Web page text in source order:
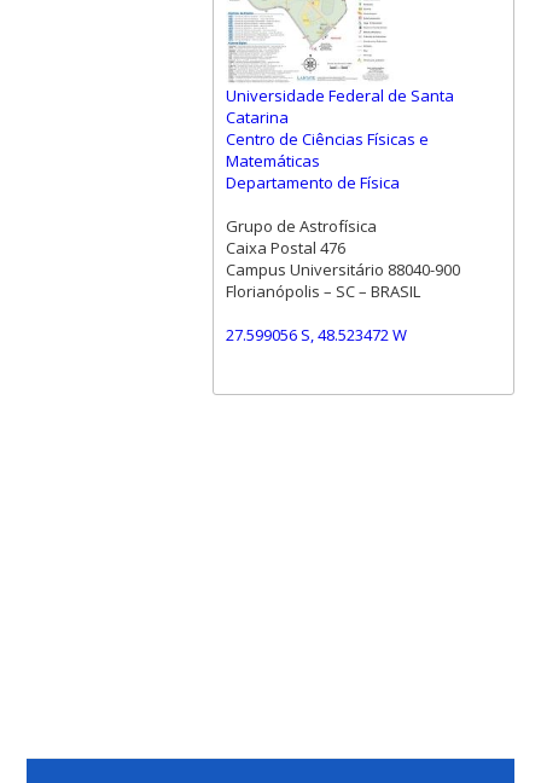
Universidade Federal de Santa
Catarina
Centro de Ciências Físicas e
Matemáticas
Departamento de Física
Grupo de Astrofísica
Caixa Postal 476
Campus Universitário 88040-900
Florianópolis – SC – BRASIL
27.599056 S, 48.523472 W